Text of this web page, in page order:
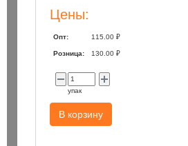
Цены:
Опт: 115.00 ₽
Розница: 130.00 ₽
упак
В корзину